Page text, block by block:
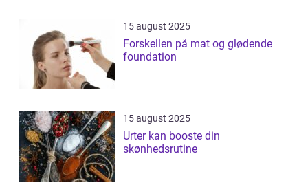
15 august 2025
Forskellen på mat og glødende
foundation
15 august 2025
Urter kan booste din
skønhedsrutine